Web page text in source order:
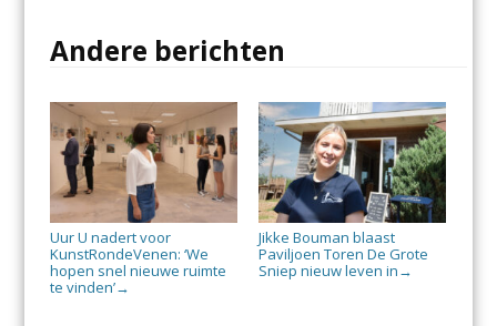
Andere berichten
Uur U nadert voor
KunstRondeVenen: ‘We
hopen snel nieuwe ruimte
te vinden’→
Jikke Bouman blaast
Paviljoen Toren De Grote
Sniep nieuw leven in →